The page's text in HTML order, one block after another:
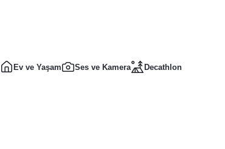
Ev ve Yaşam Ses ve Kamera Decathlon